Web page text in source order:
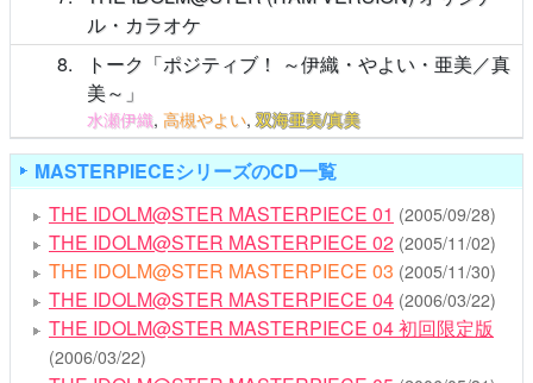
ル・カラオケ
8
トーク「ポジティブ！ ～伊織・やよい・亜美／真
美～」
水瀬伊織, 高槻やよい,双海亜美/真美
MASTERPIECEシリーズのCD一覧
THE IDOLM@STER MASTERPIECE 01 (2005/09/28)
THE IDOLM@STER MASTERPIECE 02 (2005/11/02)
THE IDOLM@STER MASTERPIECE 03 (2005/11/30)
THE IDOLM@STER MASTERPIECE 04 (2006/03/22)
THE IDOLM@STER MASTERPIECE 04 初回限定版
(2006/03/22)